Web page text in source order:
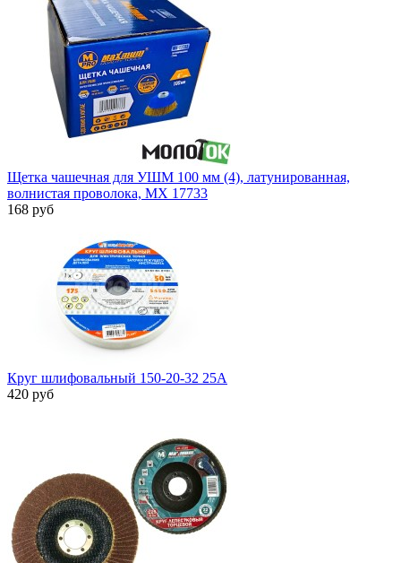
Щетка чашечная для УШМ 100 мм (4), латунированная,
волнистая проволока, MX 17733
168 руб
Круг шлифовальный 150-20-32 25А
420 руб